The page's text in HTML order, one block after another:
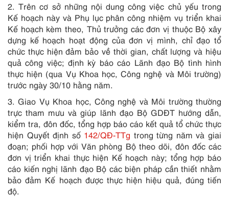
2. Trên cơ sở những nội dung công việc chủ yếu trong
Kế hoạch này và Phụ lục phân công nhiệm vụ triển khai
Kế hoạch kèm theo, Thủ trưởng các đơn vị thuộc Bộ xây
dựng kế hoạch hoạt động của đơn vị mình, chỉ đạo tổ
chức thực hiện đảm bảo về thời gian, chất lượng và hiệu
quả công việc; định kỳ báo cáo Lãnh đạo Bộ tình hình
thực hiện (qua Vụ Khoa học, Công nghệ và Môi trường)
trước ngày 30/10 hằng năm.
3. Giao Vụ Khoa học, Công nghệ và Môi trường thường
trực tham mưu và giúp lãnh đạo Bộ GDĐT hướng dẫn,
kiểm tra, đôn đốc, tổng hợp báo cáo kết quả tổ chức thực
hiện Quyết định số 142/QĐ-TTg trong từng năm và giai
đoạn; phối hợp với Văn phòng Bộ theo dõi, đôn đốc các
đơn vị triển khai thực hiện Kế hoạch này; tổng hợp báo
cáo kiến nghị lãnh đạo Bộ các biện pháp cần thiết nhằm
bảo đảm Kế hoạch được thực hiện hiệu quả, đúng tiến
độ.